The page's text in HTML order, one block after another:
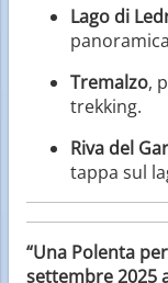
Lago di
Tremalzo,
trekking.
Riva del
tappa sul
“Una Polenta
settembre 2025